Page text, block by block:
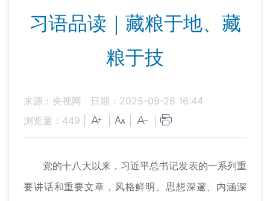
习语品读｜藏粮于地、藏
粮于技
来源：央视网
日期：2025-09-26 16:44
浏览量： 449
党的十八大以来，习近平总书记发表的一系列重
要讲话和重要文章，风格鲜明、思想深邃、内涵深